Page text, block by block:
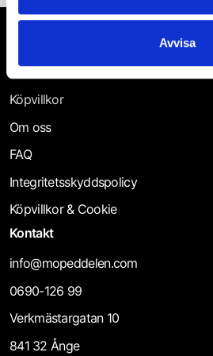
Avvisa
Mopedreservdelar på webben |
Kontakta oss
Köpvillkor
Om oss
FAQ
Integritetsskyddspolicy
Köpvillkor & Cookie
Kontakt
info@mopeddelen.com
0690-126 99
Verkmästargatan 10
841 32 Ånge